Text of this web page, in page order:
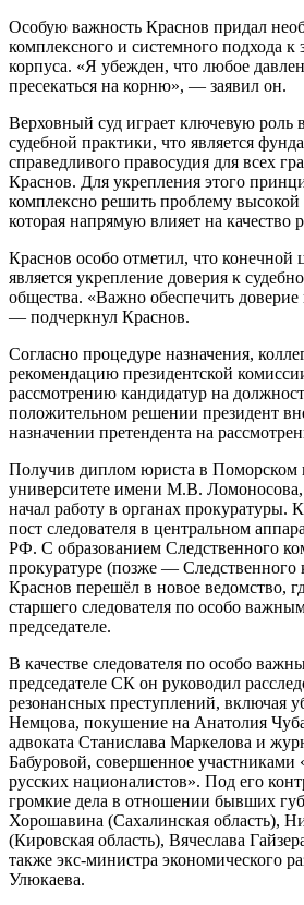
Особую важность Краснов придал
комплексного и системного подхода к
корпуса. «Я убежден, что любое
пресекаться на корню», — заявил он.
Верховный суд играет ключевую роль
судебной практики, что является
справедливого правосудия для всех
Краснов. Для укрепления этого
комплексно решить проблему высокой
которая напрямую влияет на качество
Краснов особо отметил, что конечной
является укрепление доверия к
общества. «Важно обеспечить доверие
— подчеркнул Краснов.
Согласно процедуре назначения,
рекомендацию президентской
рассмотрению кандидатур на
положительном решении президент
назначении претендента на
Получив диплом юриста в Поморском
университете имени М.В.
начал работу в органах прокуратуры.
пост следователя в центральном
РФ. С образованием Следственного
прокуратуре (позже —
Краснов перешёл в новое ведомство,
старшего следователя по особо
председателе.
В качестве следователя по особо
председателе СК он руководил
резонансных преступлений, включая
Немцова, покушение на Анатолия
адвоката Станислава Маркелова и
Бабуровой, совершенное участниками
русских националистов». Под его
громкие дела в отношении бывших
Хорошавина (Сахалинская область),
(Кировская область), Вячеслава
также экс-министра экономического
Улюкаева.